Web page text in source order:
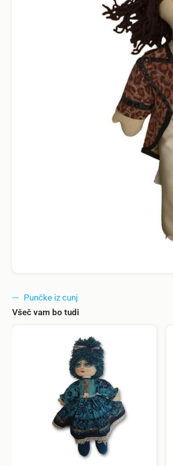
Punčke iz cunj
Všeč vam bo tudi